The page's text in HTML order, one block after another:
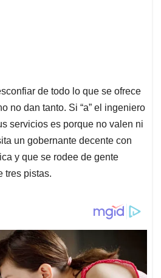
de todo lo que se ofrece
no dan tanto. Si “a” el ingeniero
servicios es porque no valen ni
un gobernante decente con
y que se rodee de gente
tres pistas.